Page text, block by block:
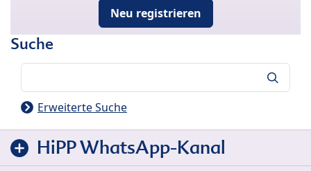
Neu registrieren
Suche
Erweiterte Suche
HiPP WhatsApp-Kanal